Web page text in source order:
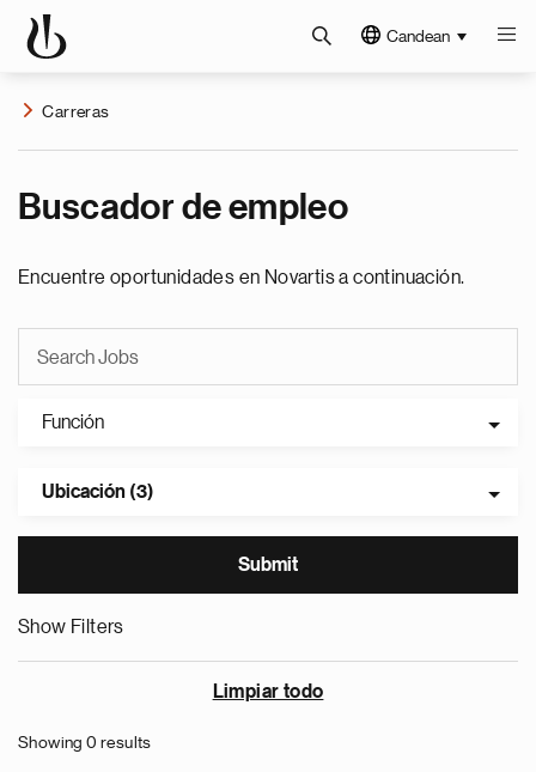
Candean
Carreras
Buscador de empleo
Encuentre oportunidades en Novartis a continuación.
Función
Ubicación (3)
Show Filters
Limpiar todo
Showing 0 results